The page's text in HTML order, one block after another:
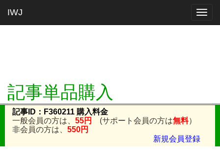
IWJ
記事単品購入
記事ID：F360211 購入料金
一般会員の方は、 55円 (サポート会員の方は無料）
非会員の方は、 550円
新規会員登録